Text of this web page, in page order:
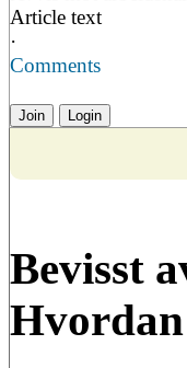
Article text
·
Comments
Join Login
Bevisst
Hvordan